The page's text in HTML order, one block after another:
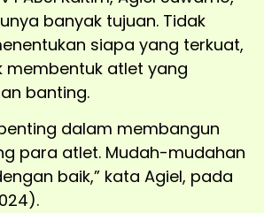
banyak tujuan. Tidak
siapa yang terkuat,
membentuk atlet yang
banting.
dalam membangun
para atlet. Mudah-mudahan
baik,” kata Agiel, pada